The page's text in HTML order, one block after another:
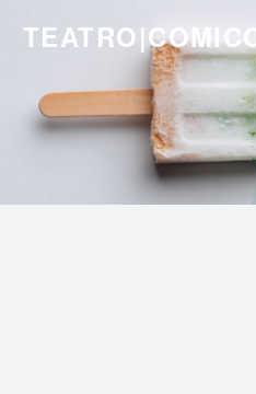
content